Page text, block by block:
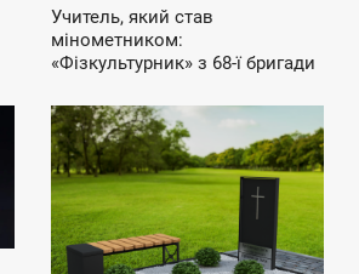
Учитель, який став
мінометником:
«Фізкультурник» з 68-ї бригади
Покровському напрямку
16:12
ЧЕТВЕРГ